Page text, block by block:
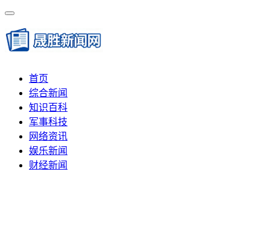
首页
综合新闻
知识百科
军事科技
网络资讯
娱乐新闻
财经新闻